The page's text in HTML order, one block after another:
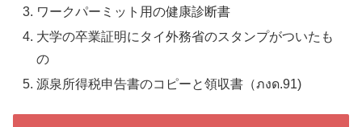
ワークパーミット用の健康診断書
大学の卒業証明にタイ外務省のスタンプがついたも
の
源泉所得税申告書のコピーと領収書（ภงด.91)